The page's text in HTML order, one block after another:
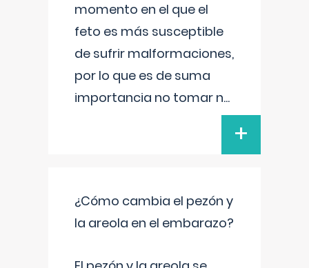
momento en el que el
feto es más susceptible
de sufrir malformaciones,
por lo que es de suma
importancia no tomar n...
+
¿Cómo cambia el pezón y
la areola en el embarazo?